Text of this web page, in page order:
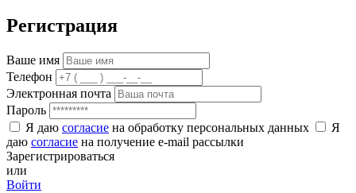
Регистрация
Ваше имя
Телефон
Электронная почта
Пароль
Я даю согласие на обработку персональных данных
Я
даю согласие на получение e-mail рассылки
Зарегистрироваться
или
Войти